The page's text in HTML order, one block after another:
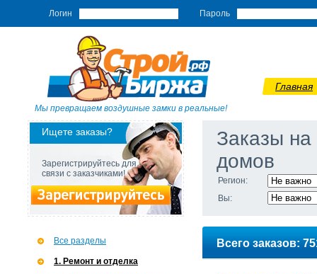
Логин Пароль
Мы превращаем воздушные замки в реальные!
Главная
Ищете заказы?
Зарегистрируйтесь для
связи с заказчиками!
Все разделы
1. Ремонт и отделка
Заказы на
домов
Регион:
Вы:
Всего заказов: